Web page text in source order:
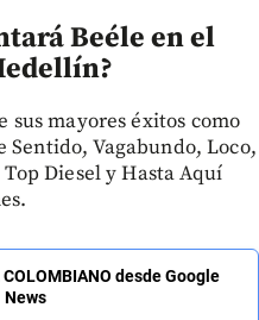
Beéle en el
sus mayores éxitos como
Sentido, Vagabundo, Loco,
Diesel y Hasta Aquí
desde Google
News